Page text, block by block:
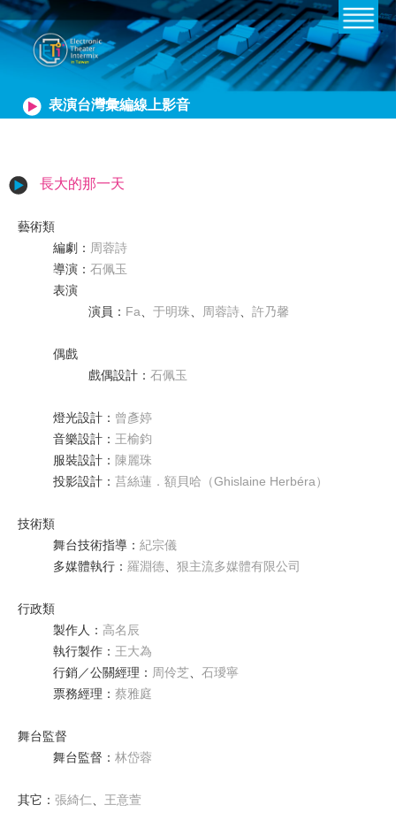
表演台灣彙編線上影音
長大的那一天
藝術類
編劇 ： 周蓉詩
導演 ： 石佩玉
表演
演員 ： Fa、 于明珠、 周蓉詩、 許乃馨
偶戲
戲偶設計 ： 石佩玉
燈光設計 ： 曾彥婷
音樂設計 ： 王榆鈞
服裝設計 ： 陳麗珠
投影設計 ： 莒絲蓮．額貝哈（Ghislaine Herbéra）
技術類
舞台技術指導 ： 紀宗儀
多媒體執行 ： 羅淵德、 狠主流多媒體有限公司
行政類
製作人 ： 高名辰
執行製作 ： 王大為
行銷／公關經理 ： 周伶芝、 石璦寧
票務經理 ： 蔡雅庭
舞台監督
舞台監督 ： 林岱蓉
其它 ： 張綺仁、 王意萱